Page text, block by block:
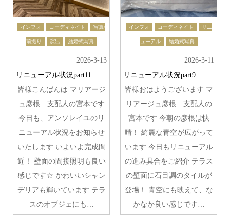
インフォ コーディネイト 写真/
前撮り 演出 結婚式写真
2026-3-13
リニューアル状況part11
皆様こんばんは マリアージ
ュ彦根 支配人の宮本です
今日も、アンソレイユのリ
ニューアル状況をお知らせ
いたします いよいよ完成間
近！ 壁面の間接照明も良い
感じです☆ かわいいシャン
デリアも輝いています テラ
スのオブジェにも…
インフォ コーディネイト リニ
ューアル 結婚式写真
2026-3-11
リニューアル状況part9
皆様おはようございます マ
リアージュ彦根 支配人の
宮本です 今朝の彦根は快
晴！ 綺麗な青空が広がって
います 今日もリニューアル
の進み具合をご紹介 テラス
の壁面に石目調のタイルが
登場！ 青空にも映えて、な
かなか良い感じです…